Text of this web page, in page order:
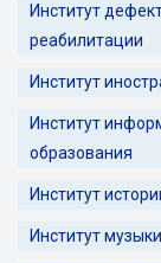
Институт
реабилитации
Институт
Институт
образования
Институт
Институт